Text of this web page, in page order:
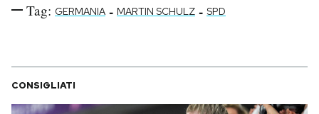
Tag: GERMANIA - MARTIN SCHULZ - SPD
CONSIGLIATI